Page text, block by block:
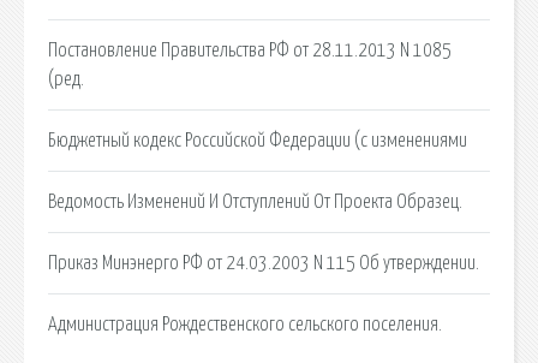
Постановление Правительства РФ от 28.11.2013 N 1085
(ред.
Бюджетный кодекс Российской Федерации (с изменениями
Ведомость Изменений И Отступлений От Проекта Образец.
Приказ Минэнерго РФ от 24.03.2003 N 115 Об утверждении.
Администрация Рождественского сельского поселения.